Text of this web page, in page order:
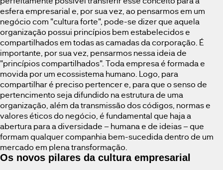
esfera empresarial e, por sua vez, ao pensarmos em um
negócio com "cultura forte", pode-se dizer que aquela
organização possui princípios bem estabelecidos e
compartilhados em todas as camadas da corporação. É
importante, por sua vez, pensarmos nessa ideia de
"princípios compartilhados". Toda empresa é formada e
movida por um ecossistema humano. Logo, para
compartilhar é preciso pertencer e, para que o senso de
pertencimento seja difundido na estrutura de uma
organização, além da transmissão dos códigos, normas e
valores éticos do negócio, é fundamental que haja a
abertura para a diversidade – humana e de ideias – que
formam qualquer companhia bem-sucedida dentro de um
mercado em plena transformação.
Os novos pilares da cultura empresarial